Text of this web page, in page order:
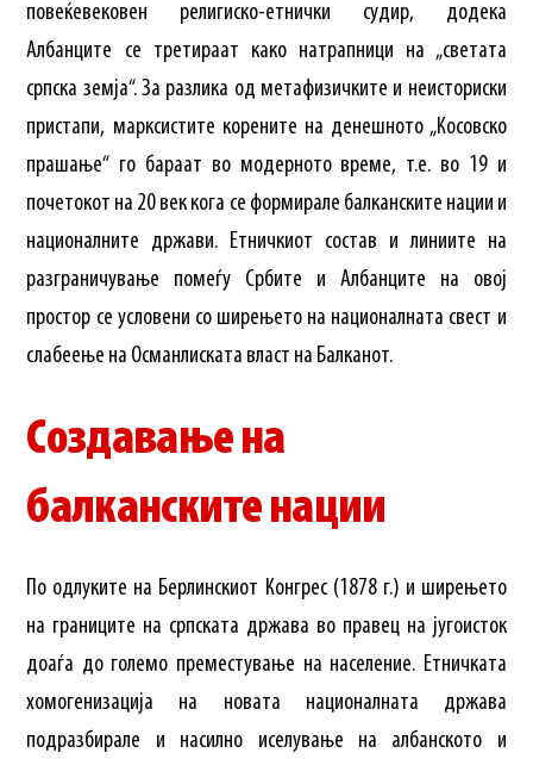
повеќевековен религиско-етнички судир, додека
Албанците се третираат како натрапници на „светата
српска земја“. За разлика од метафизичките и неисториски
пристапи, марксистите корените на денешното „Косовско
прашање“ го бараат во модерното време, т.е. во 19 и
почетокот на 20 век кога се формирале балканските нации и
националните држави. Етничкиот состав и линиите на
разграничување помеѓу Србите и Албанците на овој
простор се условени со ширењето на националната свест и
слабеење на Османлиската власт на Балканот.
Создавање на
балканските нации
По одлуките на Берлинскиот Конгрес (1878 г.) и ширењето
на границите на српската држава во правец на југоисток
доаѓа до големо преместување на население. Етничката
хомогенизација на новата националната држава
подразбирале и насилно иселување на албанското и